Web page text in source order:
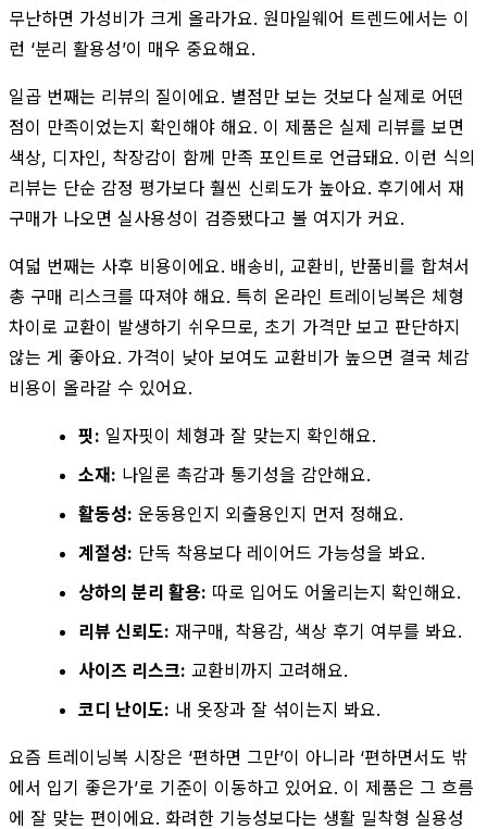
무난하면 가성비가 크게 올라가요. 원마일웨어 트렌드에서는 이
런 ‘분리 활용성’이 매우 중요해요.
일곱 번째는 리뷰의 질이에요. 별점만 보는 것보다 실제로 어떤
점이 만족이었는지 확인해야 해요. 이 제품은 실제 리뷰를 보면
색상, 디자인, 착장감이 함께 만족 포인트로 언급돼요. 이런 식의
리뷰는 단순 감정 평가보다 훨씬 신뢰도가 높아요. 후기에서 재
구매가 나오면 실사용성이 검증됐다고 볼 여지가 커요.
여덟 번째는 사후 비용이에요. 배송비, 교환비, 반품비를 합쳐서
총 구매 리스크를 따져야 해요. 특히 온라인 트레이닝복은 체형
차이로 교환이 발생하기 쉬우므로, 초기 가격만 보고 판단하지
않는 게 좋아요. 가격이 낮아 보여도 교환비가 높으면 결국 체감
비용이 올라갈 수 있어요.
핏: 일자핏이 체형과 잘 맞는지 확인해요.
소재: 나일론 촉감과 통기성을 감안해요.
활동성: 운동용인지 외출용인지 먼저 정해요.
계절성: 단독 착용보다 레이어드 가능성을 봐요.
상하의 분리 활용: 따로 입어도 어울리는지 확인해요.
리뷰 신뢰도: 재구매, 착용감, 색상 후기 여부를 봐요.
사이즈 리스크: 교환비까지 고려해요.
코디 난이도: 내 옷장과 잘 섞이는지 봐요.
요즘 트레이닝복 시장은 ‘편하면 그만’이 아니라 ‘편하면서도 밖
에서 입기 좋은가’로 기준이 이동하고 있어요. 이 제품은 그 흐름
에 잘 맞는 편이에요. 화려한 기능성보다는 생활 밀착형 실용성